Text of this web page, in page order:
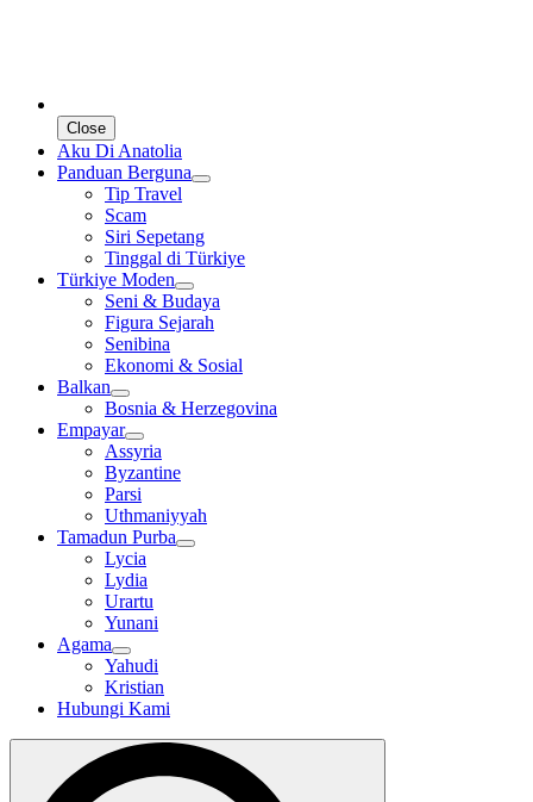
Close
Aku Di Anatolia
Panduan Berguna
Tip Travel
Scam
Siri Sepetang
Tinggal di Türkiye
Türkiye Moden
Seni & Budaya
Figura Sejarah
Senibina
Ekonomi & Sosial
Balkan
Bosnia & Herzegovina
Empayar
Assyria
Byzantine
Parsi
Uthmaniyyah
Tamadun Purba
Lycia
Lydia
Urartu
Yunani
Agama
Yahudi
Kristian
Hubungi Kami